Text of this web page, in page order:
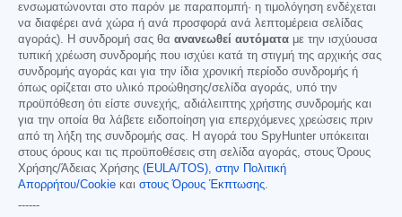
ενσωματώνονται στο παρόν με παραπομπή· η τιμολόγηση ενδέχεται
να διαφέρει ανά χώρα ή ανά προσφορά ανά λεπτομέρεια σελίδας
αγοράς). Η συνδρομή σας θα ανανεωθεί αυτόματα με την ισχύουσα
τυπική χρέωση συνδρομής που ισχύει κατά τη στιγμή της αρχικής σας
συνδρομής αγοράς και για την ίδια χρονική περίοδο συνδρομής ή
όπως ορίζεται στο υλικό προώθησης/σελίδα αγοράς, υπό την
προϋπόθεση ότι είστε συνεχής, αδιάλειπτης χρήστης συνδρομής και
για την οποία θα λάβετε ειδοποίηση για επερχόμενες χρεώσεις πριν
από τη λήξη της συνδρομής σας. Η αγορά του SpyHunter υπόκειται
στους όρους και τις προϋποθέσεις στη σελίδα αγοράς, στους Όρους
Χρήσης/Άδειας Χρήσης (EULA/TOS), στην Πολιτική
Απορρήτου/Cookie και στους Όρους Έκπτωσης.
------